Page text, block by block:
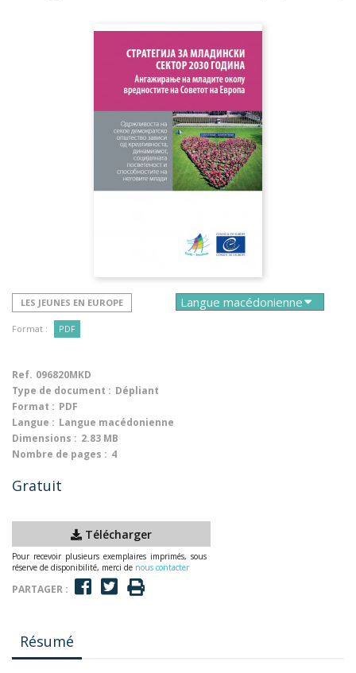
LES JEUNES EN EUROPE
Format : PDF
Ref. 096820MKD
Type de document : Dépliant
Format : PDF
Langue : Langue macédonienne
Dimensions : 2.83 MB
Nombre de pages : 4
Gratuit
Télécharger
Pour recevoir plusieurs exemplaires imprimés, sous
réserve de disponibilité, merci de nous contacter
PARTAGER :
Résumé